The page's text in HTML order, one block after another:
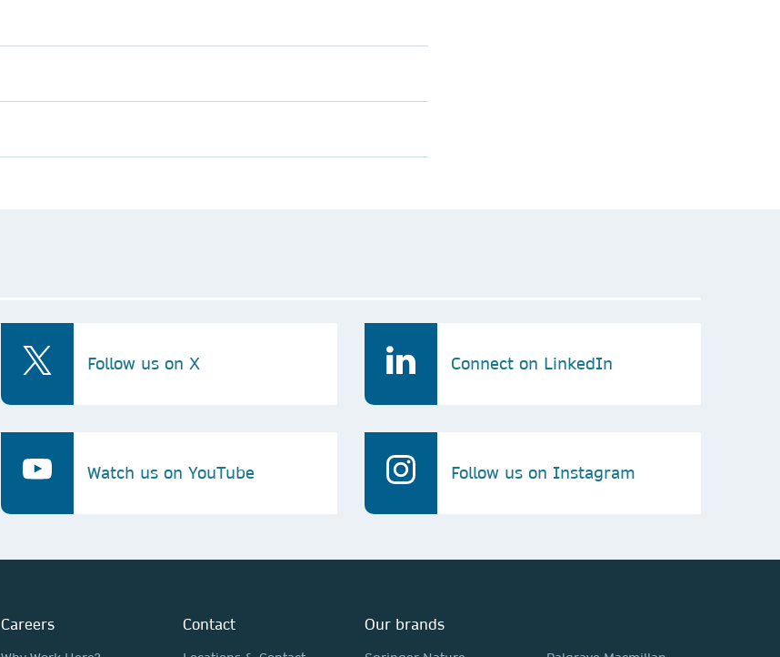
Follow us on X Connect on LinkedIn
Watch us on YouTube Follow us on Instagram
Careers Contact Our brands